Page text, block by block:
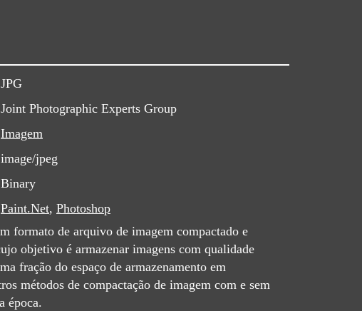
JPG
Joint Photographic Experts Group
Imagem
image/jpeg
Binary
Paint.Net, Photoshop
formato de arquivo de imagem compactado e
objetivo é armazenar imagens com qualidade
fração do espaço de armazenamento em
métodos de compactação de imagem com e sem
época.